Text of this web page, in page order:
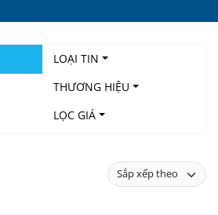
LOẠI TIN
THƯƠNG HIỆU
LỌC GIÁ